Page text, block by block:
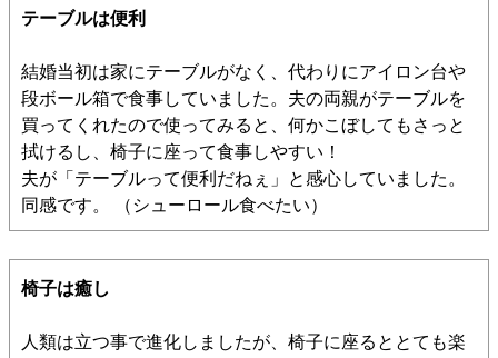
テーブルは便利
結婚当初は家にテーブルがなく、代わりにアイロン台や
段ボール箱で食事していました。夫の両親がテーブルを
買ってくれたので使ってみると、何かこぼしてもさっと
拭けるし、椅子に座って食事しやすい！
夫が「テーブルって便利だねぇ」と感心していました。
同感です。 （シューロール食べたい）
椅子は癒し
人類は立つ事で進化しましたが、椅子に座るととても楽